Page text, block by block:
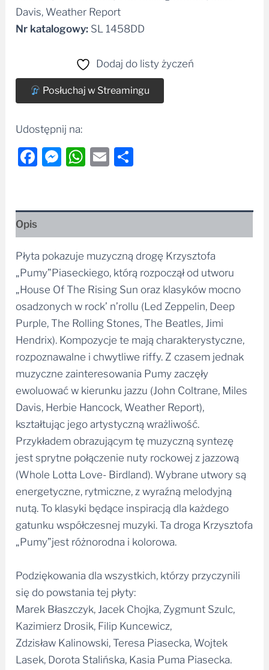
Nr katalogowy: SL 1458DD
Posłuchaj w Streamingu
Facebook
Messenger
Płyta pokazuje muzyczną drogę Krzysztofa
„Pumy”Piaseckiego, którą rozpoczął od utworu
„House Of The Rising Sun oraz klasyków mocno
osadzonych w rock’ n’rollu (Led Zeppelin, Deep
Purple, The Rolling Stones, The Beatles, Jimi
Hendrix). Kompozycje te mają charakterystyczne,
rozpoznawalne i chwytliwe riffy. Z czasem jednak
muzyczne zainteresowania Pumy zaczęły
ewoluować w kierunku jazzu (John Coltrane, Miles
Davis, Herbie Hancock, Weather Report),
kształtując jego artystyczną wrażliwość.
Przykładem obrazującym tę muzyczną syntezę
jest sprytne połączenie nuty rockowej z jazzową
(Whole Lotta Love- Birdland). Wybrane utwory są
energetyczne, rytmiczne, z wyraźną melodyjną
nutą. To klasyki będące inspiracją dla każdego
gatunku współczesnej muzyki. Ta droga Krzysztofa
„Pumy”jest różnorodna i kolorowa.
się do powstania tej płyty:
Marek Błaszczyk, Jacek Chojka, Zygmunt Szulc,
Kazimierz Drosik, Filip Kuncewicz,
Zdzisław Kalinowski, Teresa Piasecka, Wojtek
Lasek, Dorota Stalińska, Kasia Puma Piasecka.
Za wiarę w wyzwania, za objęcie mecenatem